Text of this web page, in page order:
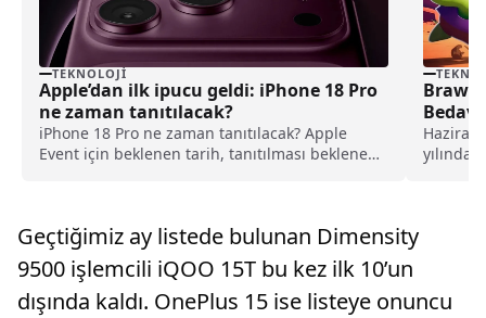
TEKNOLOJI
Apple’dan ilk ipucu geldi: iPhone 18 Pro
ne zaman tanıtılacak?
iPhone 18 Pro ne zaman tanıtılacak? Apple
Event için beklenen tarih, tanıtılması beklenen
Brawl
Haziran
yılında
Geçtiğimiz ay listede bulunan Dimensity
9500 işlemcili iQOO 15T bu kez ilk 10’un
dışında kaldı. OnePlus 15 ise listeye onuncu